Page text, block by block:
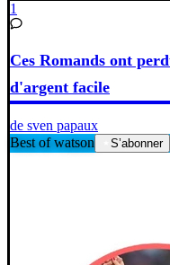
1
Ces Romands ont
d'argent facile
de sven papaux
Best of watson
S’abonner